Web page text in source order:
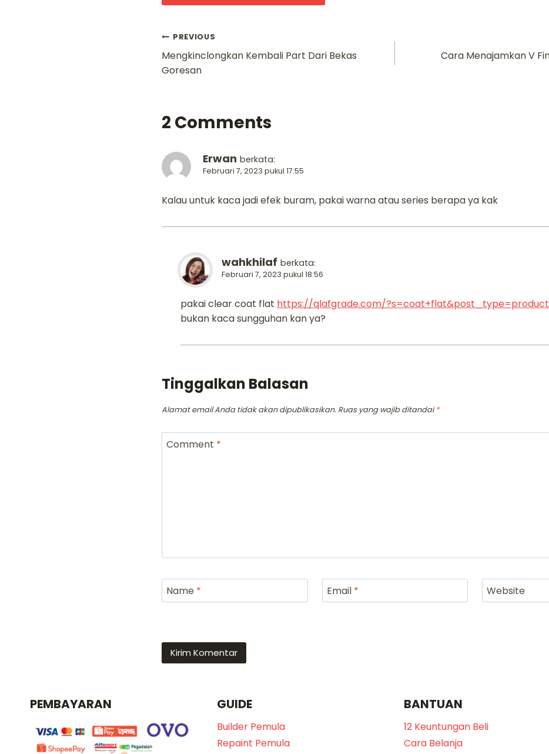
Navigasi
pos
PREVIOUS
Mengkinclongkan Kembali Part Dari Bekas
Goresan
Cara Menajamkan V
2 Comments
Erwan berkata:
Februari 7, 2023 pukul 17:55
Kalau untuk kaca jadi efek buram, pakai warna atau series berapa ya kak
wahkhilaf berkata:
Februari 7, 2023 pukul 18:56
pakai clear coat flat https://qlafgrade.com/?s=coat+flat&post_type=product
bukan kaca sungguhan kan ya?
Tinggalkan Balasan
Alamat email Anda tidak akan dipublikasikan. Ruas yang wajib ditandai*
Comment *
Name * Email * Website
PEMBAYARAN GUIDE
Builder Pemula
Repaint Pemula
BANTUAN
12 Keuntungan Beli
Cara Belanja